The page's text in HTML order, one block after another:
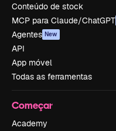
Conteúdo de stock
MCP para Claude/ChatGPT
Agentes New
API
App móvel
Todas as ferramentas
Começar
Academy